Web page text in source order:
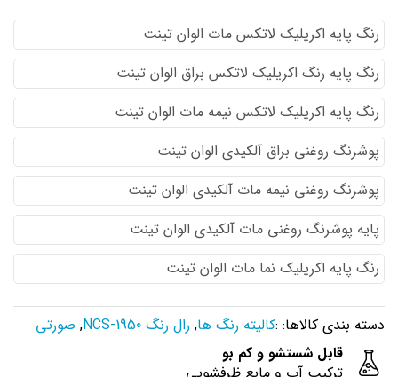
رنگ پایه اكريليك لاتكس مات الوان تینت
رنگ پایه رنگ اكريليك لاتكس براق الوان تینت
رنگ پایه اكريليك لاتكس نيمه مات الوان تینت
پوشرنگ روغنی براق آلکیدی الوان تینت
پوشرنگ روغنی نیمه مات آلکیدی الوان تینت
پایه پوشرنگ روغنی مات آلکیدی الوان تینت
رنگ پایه اکریلیک نما مات الوان تینت
دسته بندی کالاها: :کالیته رنگ ها, رال رنگ NCS-1950 , صورتی
قابل شستشو و کم بو